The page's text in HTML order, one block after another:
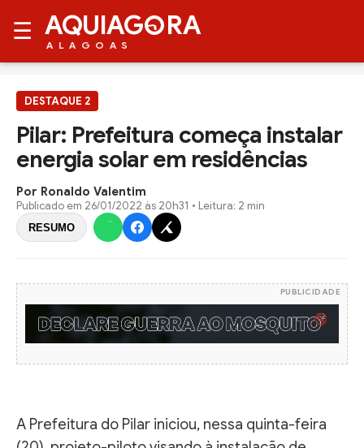
☰ AQUIAG RA
ALAGOAS
DESTAQUE 2
Pilar: Prefeitura começa instalar
energia solar em residências
Por Ronaldo Valentim
Publicado em 26/01/2022 às 20h31 • Leitura: 2 min
RESUMO
PUBLICIDADE
A Prefeitura do Pilar iniciou, nessa quinta-feira